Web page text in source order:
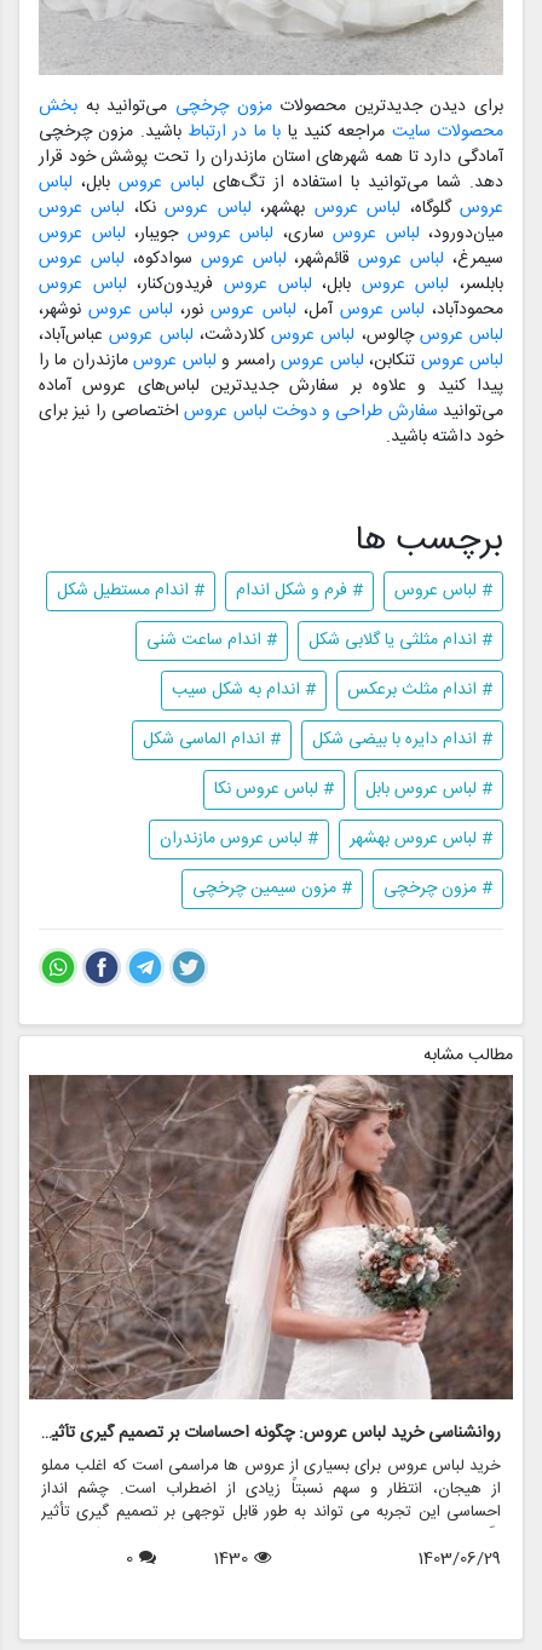
برای دیدن جدیدترین محصولاتمزون چرخچی می‌توانید به بخش
محصولات سایت مراجعه کنید یا با ما در ارتباط باشید. مزون چرخچی
آمادگی دارد تا همه شهرهای استان مازندران را تحت پوشش خود قرار
دهد. شما می‌توانید با استفاده از تگ‌های لباس عروس بابل، لباس
عروسگلوگاه، لباس عروس بهشهر، لباس عروسنکا، لباس عروس
میان‌دورود، لباس عروس ساری، لباس عروس جویبار، لباس عروس
سیمرغ، لباس عروسقائم‌شهر، لباس عروس سوادکوه، لباس عروس
بابلسر، لباس عروس بابل، لباس عروس فریدون‌کنار، لباس عروس
محمودآباد، لباس عروس آمل، لباس عروسنور، لباس عروسنوشهر،
لباس عروسچالوس، لباس عروس کلاردشت، لباس عروسعباس‌آباد،
لباس عروس تنکابن، لباس عروسرامسر و لباس عروسمازندران ما را
پیدا کنید و علاوه بر سفارش جدیدترین لباس‌های عروس آماده
می‌توانید سفارش طراحی و دوخت لباس عروساختصاصی را نیز برای
خود داشته باشید.
برچسب ها
# لباس عروس # فرم و شکل اندام
# اندام مستطیل شکل
# اندام مثلثی یا گلابی شکل
# اندام ساعت شنی
# اندام مثلث برعکس
# اندام به شکل سیب
# اندام دایره با بیضی شکل
# اندام الماسی شکل
# لباس عروس بابل
# لباس عروس نکا
# لباس عروس بهشهر
# لباس عروس مازندران
# مزون چرخچی
# مزون سیمین چرخچی
مطالب مشابه
روانشناسی خرید لباس عروس: چگونه احساسات بر تصمیم گیری تأثیر می گذارد
خرید لباس عروس برای بسیاری از عروس ها مراسمی است که اغلب مملو
از هیجان، انتظار و سهم نسبتاً زیادی از اضطراب است. چشم انداز
احساسی این تجربه می تواند به طور قابل توجهی بر تصمیم گیری تأثیر
بگذارد و منجر به انتخاب هایی شود که نه تنها سبک شخصی بلکه عوامل
روانی عمیق تری را نیز منعکس می کند. در این مقاله، روانشناسی خرید
1403/06/29
1430
0